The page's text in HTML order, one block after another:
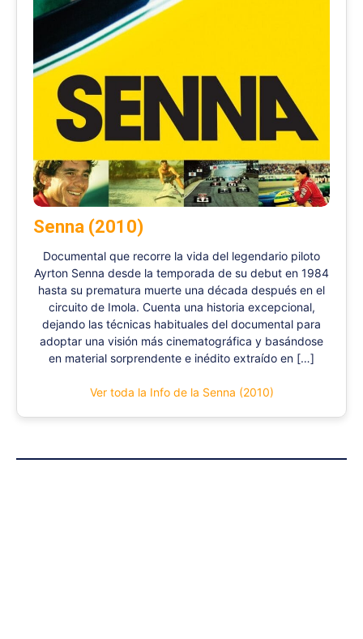
Senna (2010)
Documental que recorre la vida del legendario piloto
Ayrton Senna desde la temporada de su debut en 1984
hasta su prematura muerte una década después en el
circuito de Imola. Cuenta una historia excepcional,
dejando las técnicas habituales del documental para
adoptar una visión más cinematográfica y basándose
en material sorprendente e inédito extraído en […]
Ver toda la Info de la Senna (2010)